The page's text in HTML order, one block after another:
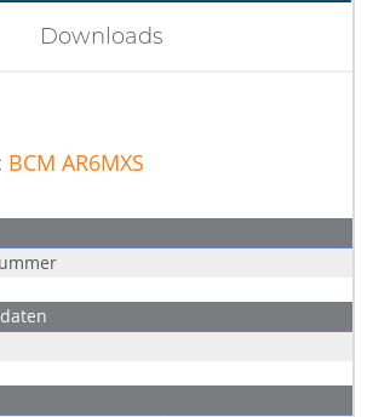
Downloads
BCM AR6MXS